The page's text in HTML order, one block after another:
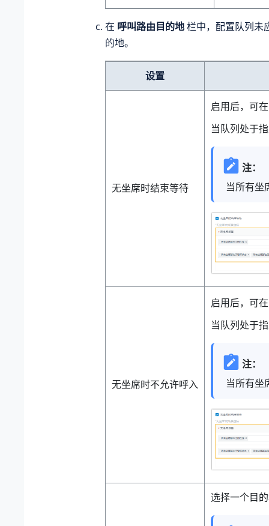
在 呼叫路由目的地栏中，配置队列未
的地。
设置
无坐席时结束等待
启用后，可
当队列处于
注：
当所有坐
无坐席时不允许呼入
启用后，可
当队列处于
注：
当所有坐
选择一个目